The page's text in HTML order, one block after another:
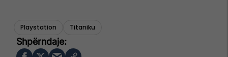
Playstation Titaniku